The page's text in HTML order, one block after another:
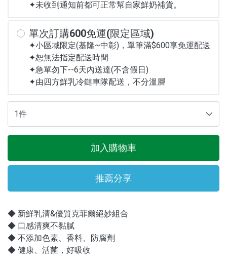
✦未收到通知前都可正常幫自家鮮奶補貨。
單次訂購600免運(限定區域)
✦小區域限定(基隆~中彰)，單筆滿$600享免運配送
✦恕無法指定配送時間
✦急單勿下--6天內送達(不含假日)
✦由四方鮮乳冷鏈車隊配送，不分溫層
加入購物車
推薦分享
◆ 新鮮乳清&優質克菲爾絕妙組合
◆ 口感清爽不黏膩
◆ 不添加色素、香料、防腐劑
◆ 健康、活菌，好吸收